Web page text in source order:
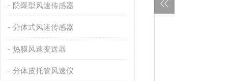
防爆型风速传感器
分体式风速传感器
热膜风速变送器
分体皮托管风速仪